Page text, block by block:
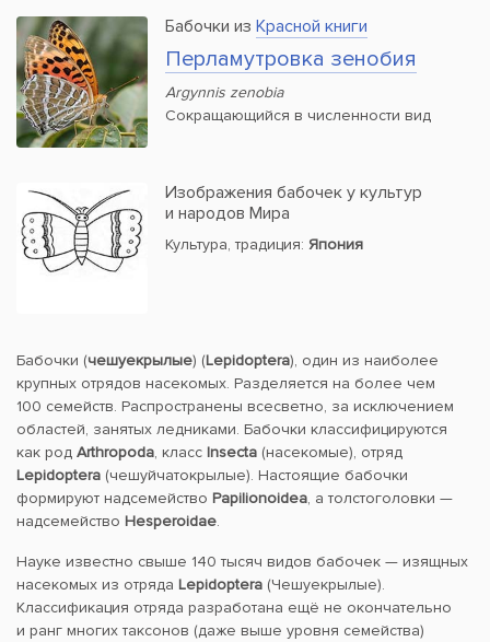
Бабочки из Красной книги
Перламутровка зенобия
Argynnis zenobia
Сокращающийся в численности вид
Изображения бабочек у культур
и народов Мира
Культура, традиция: Япония
Бабочки (чешуекрылые) (Lepidoptera), один из наиболее
крупных отрядов насекомых. Разделяется на более чем
100 семейств. Распространены всесветно, за исключением
областей, занятых ледниками. Бабочки классифицируются
как род Arthropoda, класс Insecta (насекомые), отряд
Lepidoptera (чешуйчатокрылые). Настоящие бабочки
формируют надсемейство Papilionoidea, а толстоголовки —
надсемейство Hesperoidae.
Науке известно свыше 140 тысяч видов бабочек — изящных
насекомых из отряда Lepidoptera (Чешуекрылые).
Классификация отряда разработана ещё не окончательно
и ранг многих таксонов (даже выше уровня семейства)